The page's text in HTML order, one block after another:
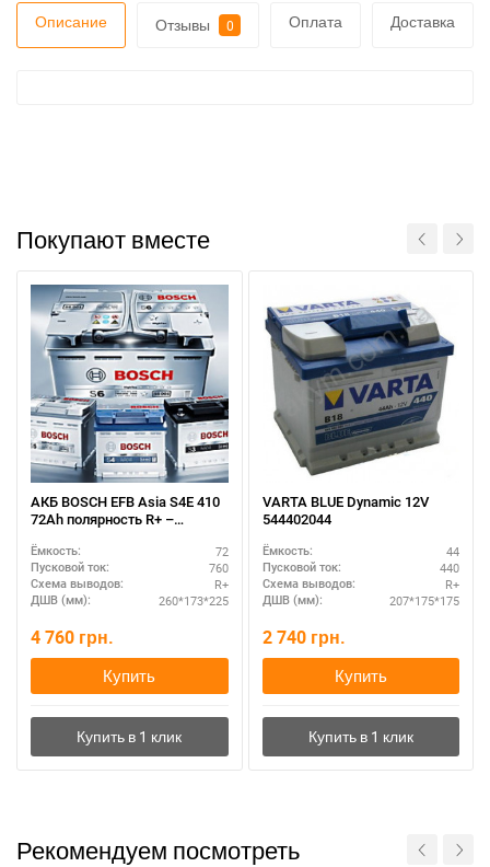
Описание Отзывы 0 Оплата Доставка
Покупают вместе
АКБ BOSCH EFB Asia S4E 410
72Ah полярность R+ –
Ёмкость: 72
Пусковой ток: 760
Схема выводов: R+
ДШВ (мм): 260*173*225
4 760 грн.
Купить
VARTA BLUE Dynamic 12V
544402044
Ёмкость: 44
Пусковой ток: 440
Схема выводов: R+
ДШВ (мм): 207*175*175
2 740 грн.
Купить
Рекомендуем посмотреть